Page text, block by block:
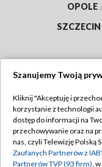
OPOLE
SZCZECIN
Abonament TVP
Emisja w TVP
Szanujemy Twoją
Kliknij "Akceptuję i
korzystanie z technologii
dostęp do informacji na
przechowywanie oraz na
nas, czyli Telewizję Polską
Zaufanych Partnerów z
Partnerów TVP (93 firm),